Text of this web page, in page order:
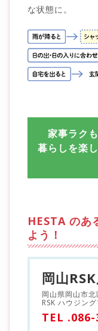
な状態に。
家事ラク
暮らしを楽
HESTA のあ
よう！
岡山
岡山県岡山市
RSK ハウジン
TEL